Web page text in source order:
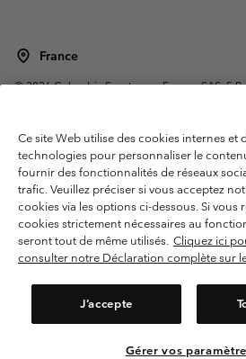
France
©2026Columbia Sportswear Europe SAS. 5
Garanties Légales
Politique de confidentialité
Conditions d'utilisation - Membres
Conditions D'utilisation - Contenu généré par
Cookies
Public CBCR
Ce site Web utilise des cookies internes et
technologies pour personnaliser le
fournir des fonctionnalités de réseaux
trafic. Veuillez préciser si vous acceptez
cookies via les options ci-dessous. Si vous
cookies strictement nécessaires au
seront tout de même utilisés. Cliquez ici
consulter notre Déclaration complète sur
J’accepte
Gérer vos
Veuillez sélectionner votre
votre
Achats en ligne
United States
France